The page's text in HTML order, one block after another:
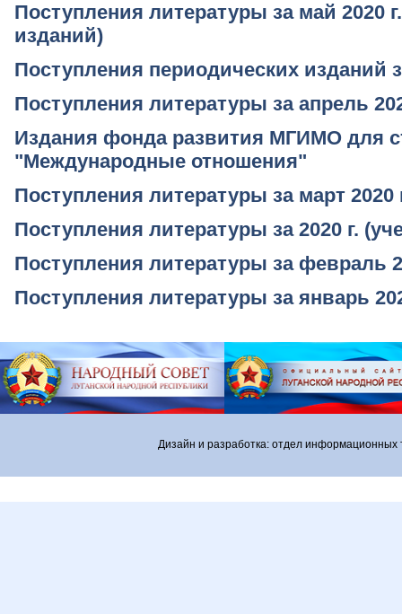
Поступления литературы за май 2020
изданий)
Поступления периодических изданий
Поступления литературы за апрель
Издания фонда развития МГИМО для
"Международные отношения"
Поступления литературы за март 2020
Поступления литературы за 2020 г.
Поступления литературы за февраль
Поступления литературы за январь
Дизайн и разработка: отдел информационных